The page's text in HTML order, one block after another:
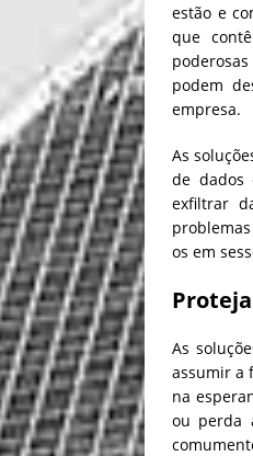
estão e
que
podem
empresa.
As
de dados
exfiltrar
os em
As
assumir a
na
ou perda